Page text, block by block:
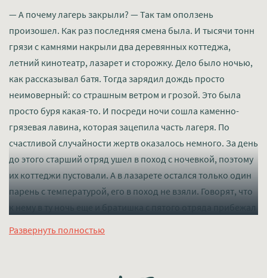
— А почему лагерь закрыли? — Так там оползень
произошел. Как раз последняя смена была. И тысячи тонн
грязи с камнями накрыли два деревянных коттеджа,
летний кинотеатр, лазарет и сторожку. Дело было ночью,
как рассказывал батя. Тогда зарядил дождь просто
неимоверный: со страшным ветром и грозой. Это была
просто буря какая-то. И посреди ночи сошла каменно-
грязевая лавина, которая зацепила часть лагеря. По
счастливой случайности жертв оказалось немного. За день
до этого старший отряд ушел в поход с ночевкой, поэтому
их коттеджи пустовали. А в лазарете остался только один
парень с температурой, его в поход не взяли. Говорят, что
к нему в ту ночь еще и братишка с пятого отряда прибежал
медсестрички, оказывается, тоже был гость — ее посещал
Развернуть полностью